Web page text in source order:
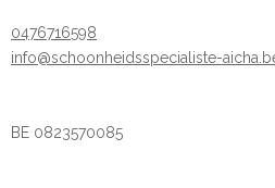
0476716598
info@schoonheidsspecialiste-
BE 0823570085